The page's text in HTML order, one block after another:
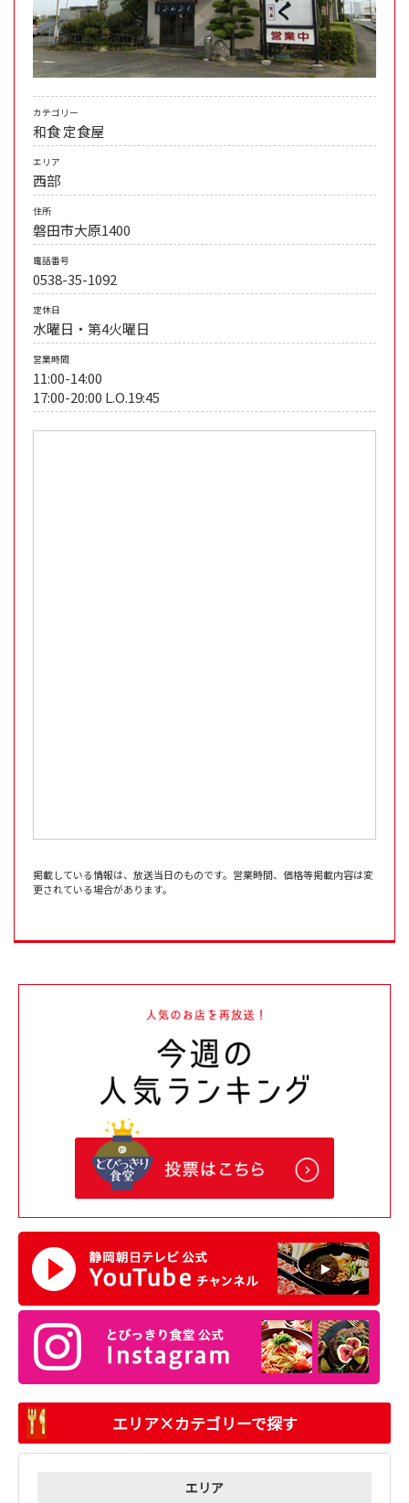
カテゴリー
和食定食屋
エリア
西部
住所
磐田市大原1400
電話番号
0538-35-1092
定休日
水曜日・第4火曜日
営業時間
11:00-14:00
17:00-20:00 L.O.19:45
掲載している情報は、放送当日のものです。営業時間、価格等掲載内容は変
更されている場合があります。
エリア×カテゴリーで探す
エリア